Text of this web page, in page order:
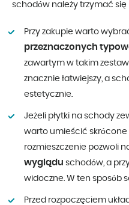
schodów należy trzymać
Przy zakupie warto
przeznaczonych
zawartym w takim
znacznie łatwiejszy, a
estetycznie.
Jeżeli płytki na schody
warto umieścić skrócone
rozmieszczenie pozwoli
wyglądu schodów, a
widoczne. W ten sposób
Przed rozpoczęciem